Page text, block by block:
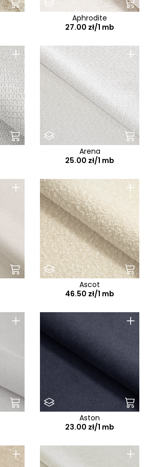
Aphrodite
27.00 zł/1 mb
+ +
Arena
25.00 zł/1 mb
+ +
Ascot
46.50 zł/1 mb
+ +
Aston
23.00 zł/1 mb
+ +